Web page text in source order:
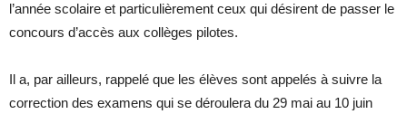
l’année scolaire et particulièrement ceux qui désirent de passer le
concours d’accès aux collèges pilotes.
Il a, par ailleurs, rappelé que les élèves sont appelés à suivre la
correction des examens qui se déroulera du 29 mai au 10 juin